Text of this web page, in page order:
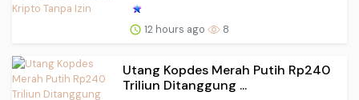
12 hours ago 8
Utang Kopdes Merah Putih Rp240
Triliun Ditanggung ...